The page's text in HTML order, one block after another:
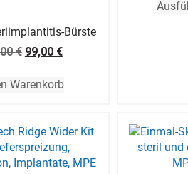
Bürste
€ 99,00 €
Warenkorb